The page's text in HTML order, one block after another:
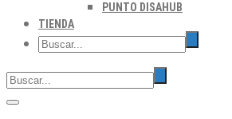
PUNTO DISAHUB
TIENDA